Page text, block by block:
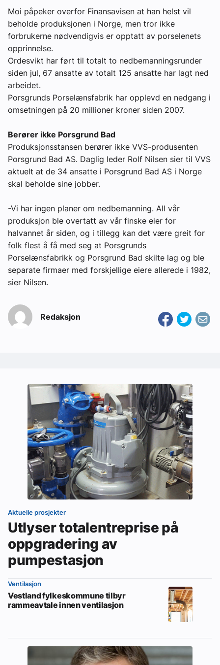
Moi påpeker overfor Finansavisen at han helst vil
beholde produksjonen i Norge, men tror ikke
forbrukerne nødvendigvis er opptatt av porselenets
opprinnelse.
Ordesvikt har ført til totalt to nedbemanningsrunder
siden jul, 67 ansatte av totalt 125 ansatte har lagt ned
arbeidet.
Porsgrunds Porselænsfabrik har opplevd en nedgang i
omsetningen på 20 millioner kroner siden 2007.
Berører ikke Porsgrund Bad
Produksjonsstansen berører ikke VVS-produsenten
Porsgrund Bad AS. Daglig leder Rolf Nilsen sier til VVS
aktuelt at de 34 ansatte i Porsgrund Bad AS i Norge
skal beholde sine jobber.
-Vi har ingen planer om nedbemanning. All vår
produksjon ble overtatt av vår finske eier for
halvannet år siden, og i tillegg kan det være greit for
folk flest å få med seg at Porsgrunds
Porselænsfabrikk og Porsgrund Bad skilte lag og ble
separate firmaer med forskjellige eiere allerede i 1982,
sier Nilsen.
Redaksjon
Aktuelle prosjekter
Utlyser totalentreprise på
oppgradering av
pumpestasjon
Ventilasjon
Vestland fylkeskommune tilbyr
rammeavtale innen ventilasjon